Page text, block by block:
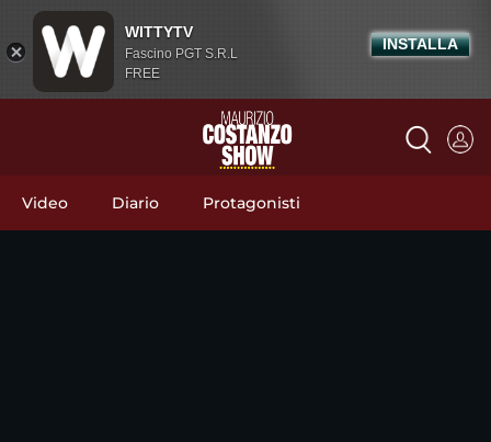
Video Diario Protagonisti
WITTYTV
Fascino PGT S.R.L
FREE
INSTALLA